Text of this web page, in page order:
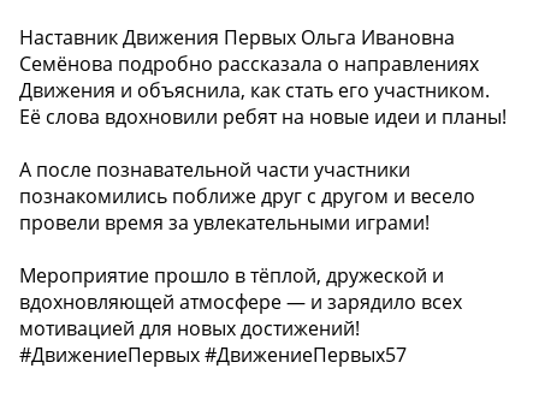
Наставник Движения Первых Ольга Ивановна
Семёнова подробно рассказала о направлениях
Движения и объяснила, как стать его участником.
Её слова вдохновили ребят на новые идеи и планы!
А после познавательной части участники
познакомились поближе друг с другом и весело
провели время за увлекательными играми!
Мероприятие прошло в тёплой, дружеской и
вдохновляющей атмосфере — и зарядило всех
мотивацией для новых достижений!
#ДвижениеПервых #ДвижениеПервых57